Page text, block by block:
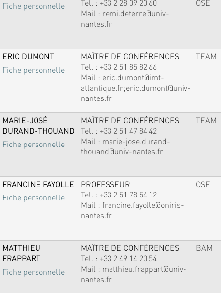
Fiche personnelle
Tel. : +33 2 28 09 20 60
Mail : remi.deterre@univ-
nantes.fr
OSE
ERIC DUMONT
Fiche personnelle
MAÎTRE DE CONFÉRENCES
Tel. : +33 2 51 85 82 66
Mail : eric.dumont@imt-
atlantique.fr;eric.dumont@univ-
nantes.fr
TEAM
MARIE-JOSÉ
DURAND-THOUAND
Fiche personnelle
MAÎTRE DE CONFÉRENCES
Tel. : +33 2 51 47 84 42
Mail : marie-jose.durand-
thouand@univ-nantes.fr
TEAM
FRANCINE FAYOLLE
Fiche personnelle
PROFESSEUR
Tel. : +33 2 51 78 54 12
Mail : francine.fayolle@oniris-
nantes.fr
OSE
MATTHIEU
FRAPPART
Fiche personnelle
MAÎTRE DE CONFÉRENCES
Tel. : +33 2 49 14 20 54
Mail : matthieu.frappart@univ-
nantes.fr
BAM